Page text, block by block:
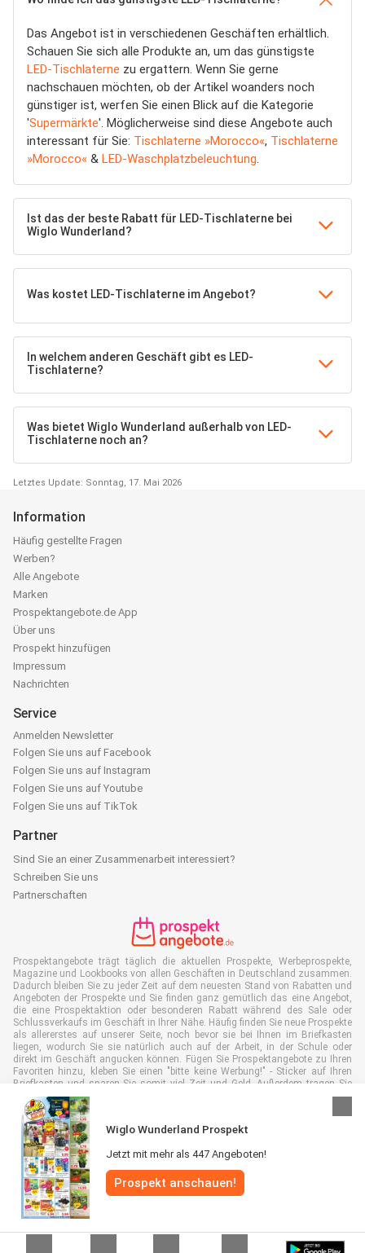
Das Angebot ist in verschiedenen Geschäften erhältlich.
Schauen Sie sich alle Produkte an, um das günstigste
LED-Tischlaterne zu ergattern. Wenn Sie gerne
nachschauen möchten, ob der Artikel woanders noch
günstiger ist, werfen Sie einen Blick auf die Kategorie
'Supermärkte'. Möglicherweise sind diese Angebote auch
interessant für Sie: Tischlaterne »Morocco«, Tischlaterne
»Morocco« & LED-Waschplatzbeleuchtung.
Ist das der beste Rabatt für LED-Tischlaterne bei
Wiglo Wunderland?
Was kostet LED-Tischlaterne im Angebot?
In welchem anderen Geschäft gibt es LED-
Tischlaterne?
Was bietet Wiglo Wunderland außerhalb von LED-
Tischlaterne noch an?
Letztes Update: Sonntag, 17. Mai 2026
Wiglo Wunderland Prospekt
Jetzt mit mehr als 447 Angeboten!
Prospekt anschauen!
Information
Häufig gestellte Fragen
Werben?
Alle Angebote
Marken
Prospektangebote.de App
Über uns
Prospekt hinzufügen
Impressum
Nachrichten
Service
Anmelden Newsletter
Folgen Sie uns auf Facebook
Folgen Sie uns auf Instagram
Folgen Sie uns auf Youtube
Folgen Sie uns auf TikTok
Partner
Sind Sie an einer Zusammenarbeit interessiert?
Schreiben Sie uns
Partnerschaften
Prospektangebote trägt täglich die aktuellen Prospekte, Werbeprospekte,
Magazine und Lookbooks von allen Geschäften in Deutschland zusammen.
Dadurch bleiben Sie zu jeder Zeit auf dem neuesten Stand von Rabatten und
Angeboten der Prospekte und Sie finden ganz gemütlich das eine Angebot,
die eine Prospektaktion oder besonderen Rabatt während des Sale oder
Schlussverkaufs im Geschäft in Ihrer Nähe. Häufig finden Sie neue Prospekte
als allererstes auf unserer Seite, noch bevor sie bei Ihnen im Briefkasten
liegen, wodurch Sie sie natürlich auch auf der Arbeit, in der Schule oder
direkt im Geschäft angucken können. Fügen Sie Prospektangebote zu Ihren
Favoriten hinzu, kleben Sie einen "bitte keine Werbung!" - Sticker auf Ihren
Briefkasten und sparen Sie somit viel Zeit und Geld. Außerdem tragen Sie
damit auch aktiv zur Papiermüll Reduktion bei, was gut für unsere Umwelt
ist.
Alle Rechte vorbehalten © Prospektangebote.de 2026 |
|Allgemeine Geschäftsbedingungen